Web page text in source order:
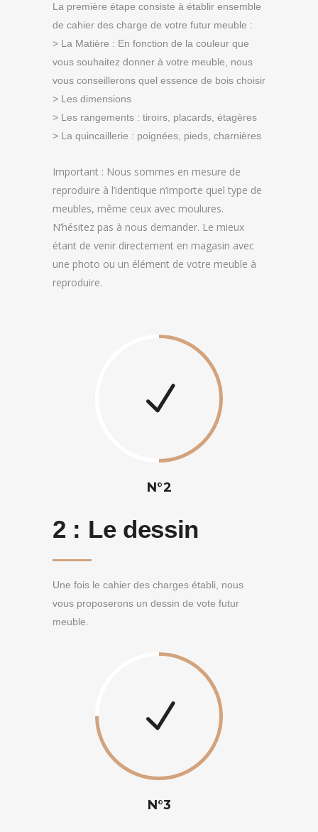
La première étape consiste à établir ensemble
de cahier des charge de votre futur meuble :
> La Matière : En fonction de la couleur que
vous souhaitez donner à votre meuble, nous
vous conseillerons quel essence de bois choisir
> Les dimensions
> Les rangements : tiroirs, placards, étagères
> La quincaillerie : poignées, pieds, charnières
Important : Nous sommes en mesure de
reproduire à l’identique n’importe quel type de
meubles, même ceux avec moulures.
N’hésitez pas à nous demander. Le mieux
étant de venir directement en magasin avec
une photo ou un élément de votre meuble à
reproduire.
N°2
2 : Le dessin
Une fois le cahier des charges établi, nous
vous proposerons un dessin de vote futur
meuble.
N°3